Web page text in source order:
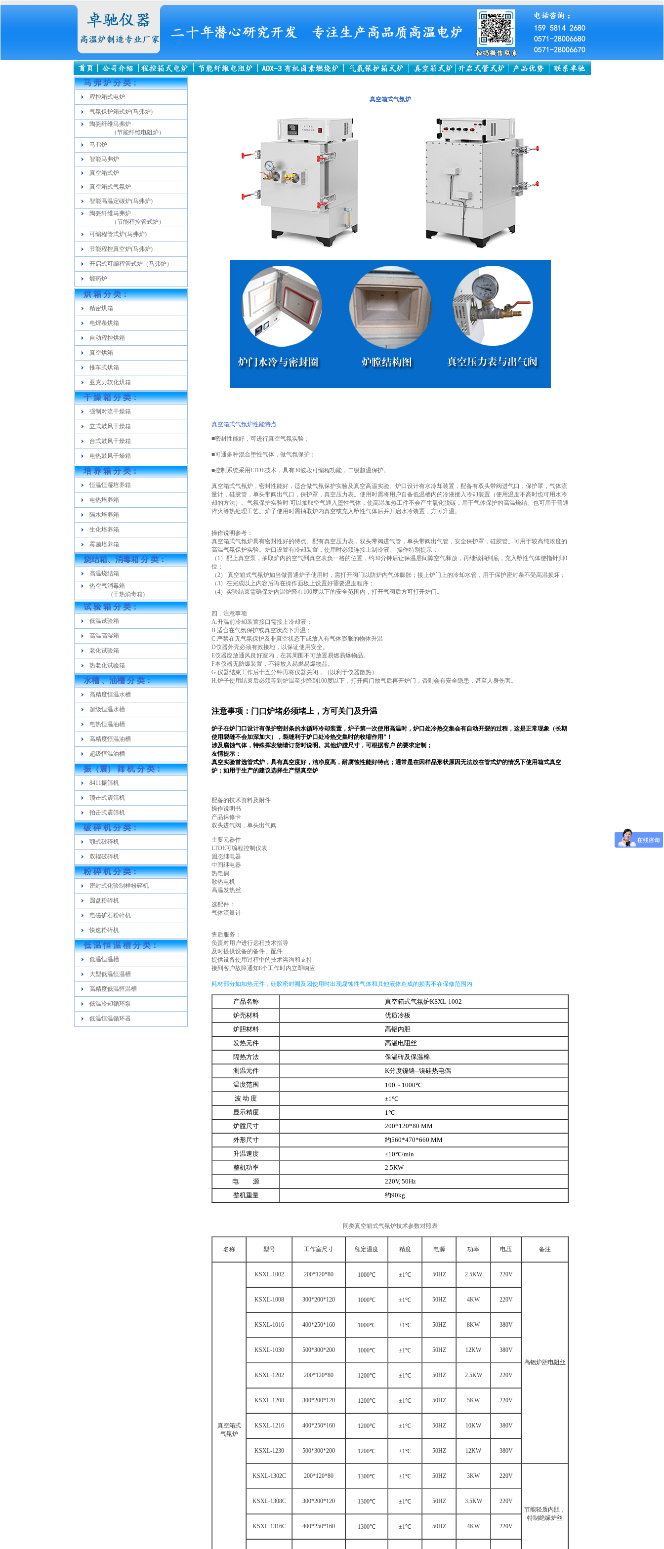
马 弗 炉 分 类：
程控箱式电炉
气氛保护箱式炉(马弗炉)
陶瓷纤维马弗炉
（节能纤维电阻炉）
马弗炉
智能马弗炉
真空箱式炉
真空箱式气氛炉
智能高温定碳炉(马弗炉)
陶瓷纤维马弗炉
（节能程控管式炉）
可编程管式炉(马弗炉)
节能程控真空炉(马弗炉)
开启式可编程管式炉（马弗炉）
煅药炉
烘 箱 分 类：
精密烘箱
电焊条烘箱
自动程控烘箱
真空烘箱
推车式烘箱
亚克力软化烘箱
干 燥 箱 分 类：
强制对流干燥箱
立式鼓风干燥箱
台式鼓风干燥箱
电热鼓风干燥箱
培 养 箱 分 类：
恒温恒湿培养箱
电热培养箱
隔水培养箱
生化培养箱
霉菌培养箱
烧结箱、消毒箱 分 类：
高温烧结箱
热空气消毒箱
(干热消毒箱)
试 验 箱 分 类：
低温试验箱
高温高湿箱
老化试验箱
热老化试验箱
水槽 、油槽 分 类：
高精度恒温水槽
超级恒温水槽
电热恒温油槽
高精度恒温油槽
超级恒温油槽
振（震） 筛 机 分 类：
8411振筛机
顶击式震筛机
拍击式震筛机
破 碎 机 分 类：
颚式破碎机
双辊破碎机
粉 碎 机 分 类：
密封式化验制样粉碎机
圆盘粉碎机
电磁矿石粉碎机
快速粉碎机
低 温 恒 温 槽 分 类：
低温恒温槽
大型低温恒温槽
高精度低温恒温槽
低温冷却循环泵
低温恒温循环器
真空箱式气氛炉
真空箱式气氛炉性能特点
■密封性能好，可进行真空气氛实验；
■可通多种混合堕性气体，做气氛保护；
■控制系统采用LTDE技术，具有30波段可编程功能，二级超温保护。
真空箱式气氛炉，密封性能好，适合做气氛保护实验及真空高温实验。炉口设计有水冷却装置，配备有双头带阀进气口，保护罩，气体流
量计，硅胶管，单头带阀出气口，保护罩，真空压力表。使用时需将用户自备低温槽内的冷液接入冷却装置（使用温度不高时也可用水冷
却的方法）。气氛保护实验时 可以抽取空气通入堕性气体，使高温加热工件不会产生氧化脱碳，用于气体保护的高温烧结。也可用于普通
淬火等热处理工艺。炉子使用时需抽取炉内真空或充入堕性气体后并开启水冷装置，方可升温。
操作说明参考：
真空箱式气氛炉具有密封性好的特点。配有真空压力表，双头带阀进气管，单头带阀出气管，安全保护罩，硅胶管。可用于较高纯浓度的
高温气氛保护实验。炉口设置有冷却装置，使用时必须连接上制冷液。 操作特别提示：
（1）配上真空泵，抽取炉内的空气到真空表负一格的位置，约30分钟后让保温层间隙空气释放，再继续抽到底，充入堕性气体使指针归0
位；
（2） 真空箱式气氛炉如当做普通炉子使用时，需打开阀门以防炉内气体膨胀；接上炉门上的冷却水管，用于保护密封条不受高温损坏；
（3）在完成以上内容后再在操作面板上设置好需要温度程序；
（4）实验结束需确保炉内温炉降在100度以下的安全范围内，打开气阀后方可打开炉门。
四．注意事项
A.升温前冷却装置接口需接上冷却液；
B.适合在气氛保护或真空状态下升温；
C.严禁在无气氛保护及非真空状态下或放入有气体膨胀的物体升温
D仪器外壳必须有效接地，以保证使用安全。
E仪器应放通风良好室内，在其周围不可放置易燃易爆物品。
F本仪器无防爆装置，不得放入易燃易爆物品。
G 仪器结束工作后十五分钟再将仪器关闭，（以利于仪器散热）
H.炉子使用结束后必须等到炉温至少降到100度以下，打开阀门放气后再开炉门，否则会有安全隐患，甚至人身伤害。
注意事项：门口炉堵必须堵上，方可关门及升温
炉子在炉门口设计有保护密封条的水循环冷却装置，炉子第一次使用高温时，炉口处冷热交集会有自动开裂的过程，这是正常现象（长期
使用裂缝不会加深加大），裂缝利于炉口处冷热交集时的收缩作用”！
涉及腐蚀气体，特殊挥发物请订货时说明。其他炉膛尺寸，可根据客户 的要求定制；
友情提示：
真空实验首选管式炉，具有真空度好，洁净度高，耐腐蚀性能好特点；通常是在因样品形状原因无法放在管式炉的情况下使用箱式真空
炉；如用于生产的建议选择生产型真空炉
配备的技术资料及附件
操作说明书
产品保修卡
双头进气阀，单头出气阀
主要元器件
LTDE可编程控制仪表
固态继电器
中间继电器
热电偶
散热电机
高温发热丝
选配件：
气体流量计
售后服务：
负责对用户进行远程技术指导
及时提供设备的备件、配件
提供设备使用过程中的技术咨询和支持
接到客户故障通知8个工作时内立即响应
耗材部分如加热元件，硅胶密封圈及因使用时出现腐蚀性气体和其他液体造成的损害不在保修范围内
产品名称
真空箱式气氛炉KSXL-1002
炉壳材料
优质冷板
炉胆材料
高铝内胆
发热元件
高温电阻丝
隔热方法
保温砖及保温棉
测温元件
K分度镍铬--镍硅热电偶
温度范围
100 ~ 1000℃
波 动 度
±1℃
显示精度
1℃
炉膛尺寸
200*120*80 MM
外形尺寸
约560*470*660 MM
升温速度
≤10℃/min
整机功率
2.5KW
电 源
220V, 50Hz
整机重量
约90kg
同类真空箱式气氛炉技术参数对照表
名称 型号 工作室尺寸 额定温度 精度 电源 功率 电压 备注
真空箱式
气氛炉
KSXL-1002 200*120*80 1000℃ ±1℃ 50HZ 2.5KW 220V
高铝炉胆电阻丝
KSXL-1008 300*200*120 1000℃ ±1℃ 50HZ 4KW 220V
KSXL-1016 400*250*160 1000℃ ±1℃ 50HZ 8KW 380V
KSXL-1030 500*300*200 1000℃ ±1℃ 50HZ 12KW 380V
KSXL-1202 200*120*80 1200℃ ±1℃ 50HZ 2.5KW 220V
KSXL-1208 300*200*120 1200℃ ±1℃ 50HZ 5KW 220V
KSXL-1216 400*250*160 1200℃ ±1℃ 50HZ 10KW 380V
KSXL-1230 500*300*200 1200℃ ±1℃ 50HZ 12KW 380V
KSXL-1302C 200*120*80 1300℃ ±1℃ 50HZ 3KW 220V
节能轻质内胆，
特制绝缘炉丝
KSXL-1308C 300*200*120 1300℃ ±1℃ 50HZ 3.5KW 220V
KSXL-1316C 400*250*160 1300℃ ±1℃ 50HZ 4KW 220V